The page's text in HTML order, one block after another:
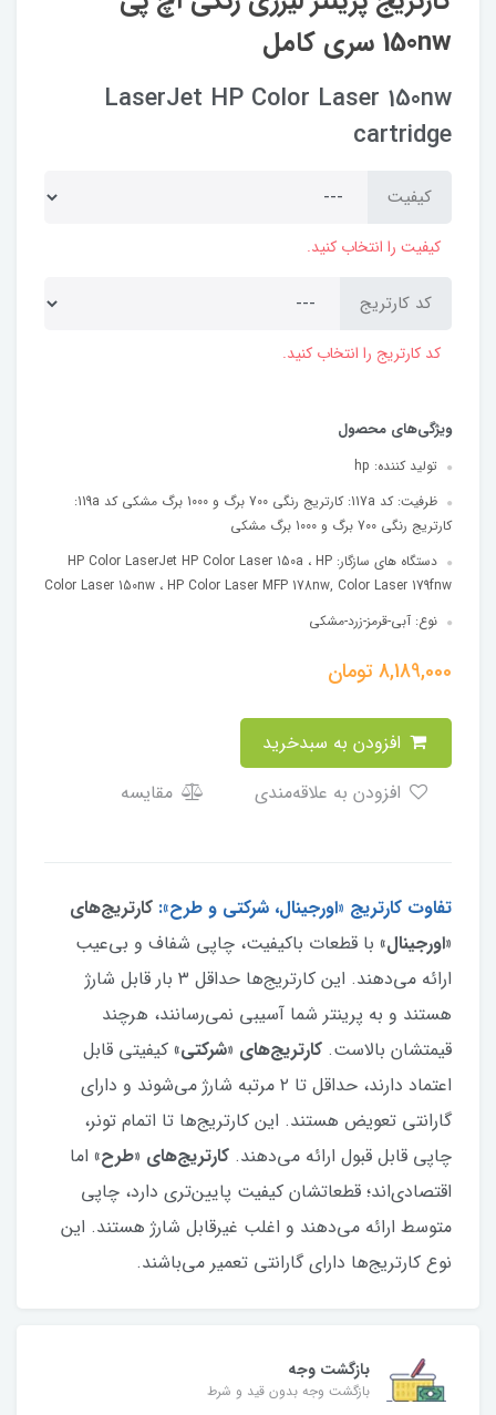
150nw سری کامل
LaserJet HP Color Laser 150nw
cartridge
کیفیت
کیفیت را انتخاب کنید.
کد کارتریج
کد کارتریج را انتخاب کنید.
ویژگی‌های محصول
تولید کننده: hp
ظرفیت:کد 117a: کارتریج رنگی 700 برگ و 1000 برگ مشکی
کد 119a:
کارتریج رنگی 700 برگ و 1000 برگ مشکی
دستگاه های سازگار: HP Color LaserJet HP Color Laser 150a ، HP
Color Laser 150nw ، HP Color Laser MFP 178nw, Color Laser 179fnw
نوع: آبی-قرمز-زرد-مشکی
8,189,000تومان
مقایسه
تفاوت کارتریج «اورجینال، شرکتی و طرح»: کارتریج‌های
«اورجینال» با قطعات باکیفیت، چاپی شفاف و بی‌عیب
ارائه می‌دهند. این کارتریج‌ها حداقل ۳ بار قابل شارژ
هستند و به پرینتر شما آسیبی نمی‌رسانند، هرچند
قیمتشان بالاست. کارتریج‌های «شرکتی» کیفیتی قابل
اعتماد دارند، حداقل تا ۲ مرتبه شارژ می‌شوند و دارای
گارانتی تعویض هستند. این کارتریج‌ها تا اتمام تونر،
چاپی قابل قبول ارائه می‌دهند. کارتریج‌های «طرح» اما
اقتصادی‌اند؛ قطعاتشان کیفیت پایین‌تری دارد، چاپی
متوسط ارائه می‌دهند و اغلب غیرقابل شارژ هستند. این
نوع کارتریج‌ها دارای گارانتی تعمیر می‌باشند.
بازگشت وجه
بازگشت وجه بدون قید و شرط